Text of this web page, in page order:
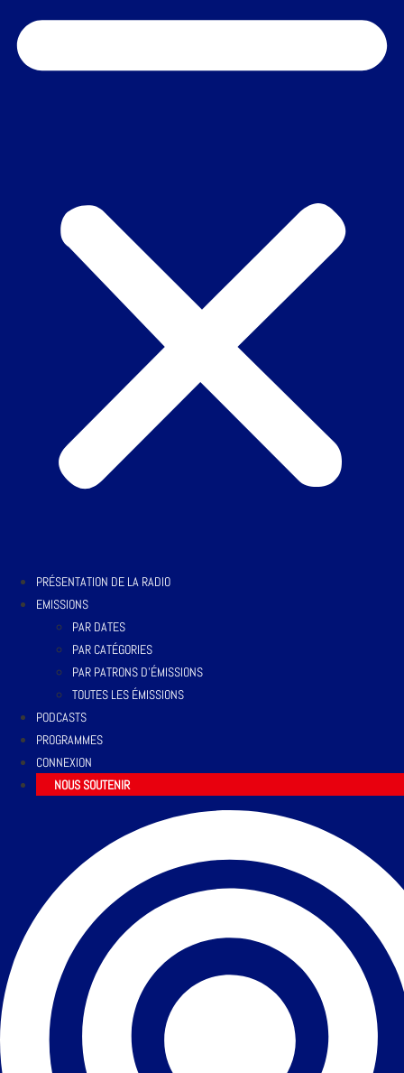
PRÉSENTATION DE LA RADIO
EMISSIONS
PAR DATES
PAR CATÉGORIES
PAR PATRONS D’ÉMISSIONS
TOUTES LES ÉMISSIONS
PODCASTS
PROGRAMMES
CONNEXION
NOUS SOUTENIR